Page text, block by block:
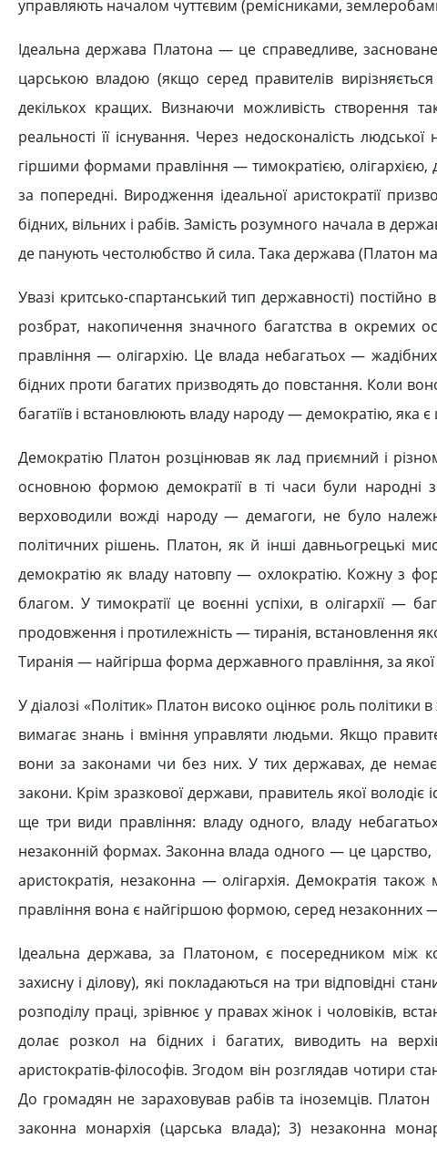
управляють началом чуттєвим (ремісниками,
Ідеальна держава Платона — це справедливе,
царською владою (якщо серед правителів
декількох кращих. Визнаючи можливість створення
реальності її існування. Через недосконалість
гіршими формами правління — тимократією,
за попередні. Виродження ідеальної аристократії
бідних, вільних і рабів. Замість розумного начала в
де панують честолюбство й сила. Така держава (Платон
Увазі критсько-спартанський тип державності)
розбрат, накопичення значного багатства в окремих
правління — олігархію. Це влада небагатьох —
бідних проти багатих призводять до повстання. Коли
багатіїв і встановлюють владу народу — демократію, яка
Демократію Платон розцінював як лад приємний і
основною формою демократії в ті часи були народні
верховодили вожді народу — демагоги, не було
політичних рішень. Платон, як й інші давньогрецькі
демократію як владу натовпу — охлократію. Кожну з
благом. У тимократії це воєнні успіхи, в олігархії —
продовження і протилежність — тиранія, встановлення
Тиранія — найгірша форма державного правління, за
У діалозі «Політик» Платон високо оцінює роль політики
вимагає знань і вміння управляти людьми. Якщо
вони за законами чи без них. У тих державах, де немає
закони. Крім зразкової держави, правитель якої
ще три види правління: владу одного, владу
незаконній формах. Законна влада одного — це
аристократія, незаконна — олігархія. Демократія
правління вона є найгіршою формою, серед
Ідеальна держава, за Платоном, є посередником між
захисну і ділову), які покладаються на три відповідні
розподілу праці, зрівнює у правах жінок і чоловіків,
долає розкол на бідних і багатих, виводить на
аристократів-філософів. Згодом він розглядав чотири
До громадян не зараховував рабів та іноземців.
законна монархія (царська влада); 3) незаконна